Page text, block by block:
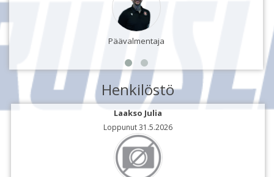
Päävalmentaja
Henkilöstö
Laakso Julia
Loppunut 31.5.2026